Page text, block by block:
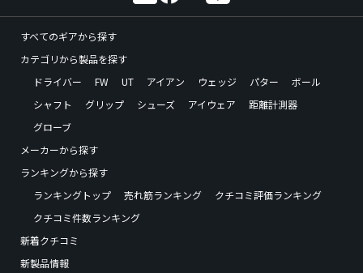
すべてのギアから探す
カテゴリから製品を探す
ドライバー
FW UT アイアン ウェッジ パター
ボール
シャフト
グリップ シューズ アイウェア
距離計測器
グローブ
メーカーから探す
ランキングから探す
ランキングトップ
売れ筋ランキング
クチコミ評価ランキング
クチコミ件数ランキング
新着クチコミ
新製品情報